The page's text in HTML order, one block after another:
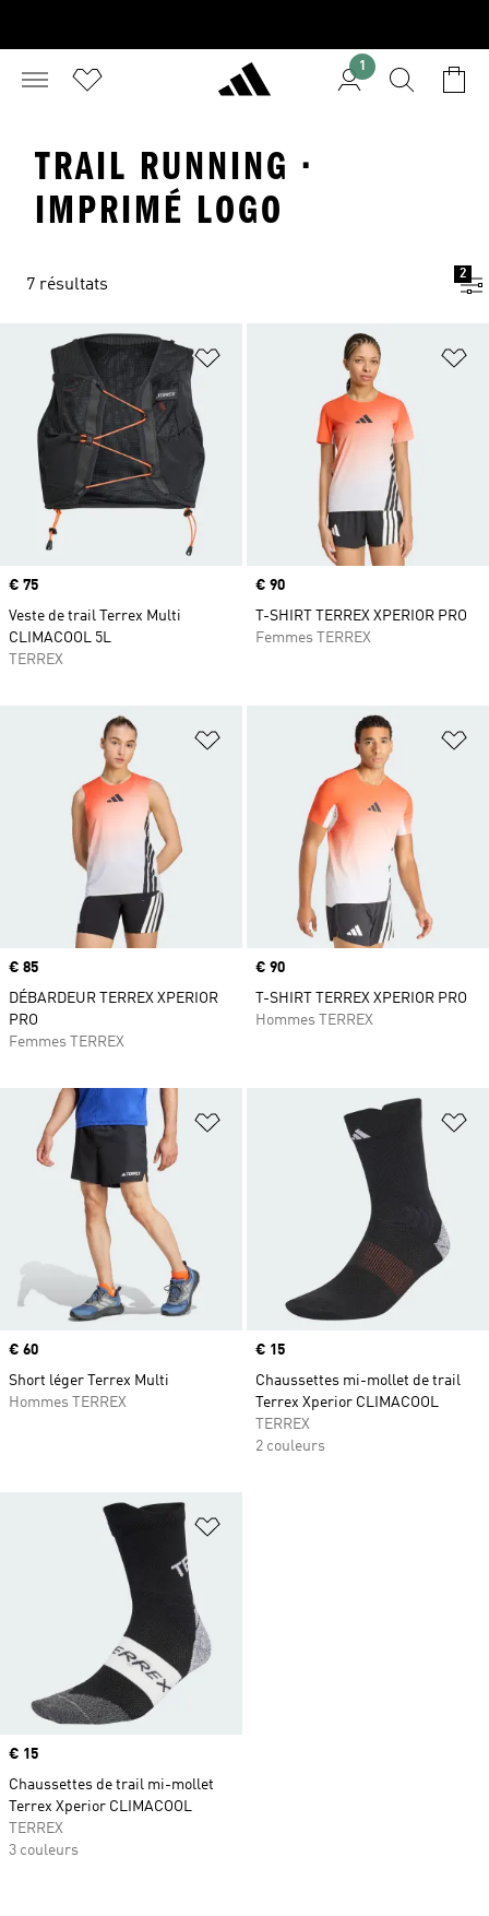
1
TRAIL RUNNING ·
IMPRIMÉ LOGO
7 résultats
2
Ajouter à la Liste de produits
Prix
€ 75
Veste de trail Terrex Multi
CLIMACOOL 5L
TERREX
Prix
€ 90
T-SHIRT TERREX XPERIOR PRO
Femmes TERREX
Ajouter à la Liste de produits
Prix
€ 85
DÉBARDEUR TERREX XPERIOR
PRO
Femmes TERREX
Prix
€ 90
T-SHIRT TERREX XPERIOR PRO
Hommes TERREX
Ajouter à la Liste de produits
Prix
€ 60
Short léger Terrex Multi
Hommes TERREX
Prix
€ 15
Chaussettes mi-mollet de trail
Terrex Xperior CLIMACOOL
TERREX
2 couleurs
Prix
€ 15
Chaussettes de trail mi-mollet
Terrex Xperior CLIMACOOL
TERREX
3 couleurs